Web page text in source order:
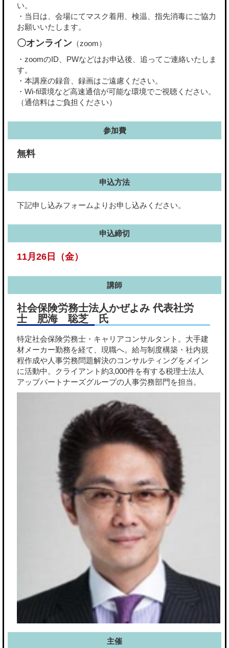
い。
・当日は、会場にてマスク着用、検温、指先消毒にご協力
お願いいたします。
〇オンライン （zoom）
・zoomのID、PWなどはお申込後、追ってご連絡いたしま
す。
・本講座の録音、録画はご遠慮ください。
・Wi-fi環境など高速通信が可能な環境でご視聴ください。
（通信料はご負担ください）
参加費
無料
申込方法
下記申し込みフォームよりお申し込みください。
申込締切
11月26日（金）
講師
社会保険労務士法人かぜよみ 代表社労
士 肥海 聡芝 氏
特定社会保険労務士・キャリアコンサルタント。大手建
材メーカー勤務を経て、現職へ。給与制度構築・社内規
程作成や人事労務問題解決のコンサルティングをメイン
に活動中。クライアント約3,000件を有する税理士法人
アップパートナーズグループの人事労務部門を担当。
主催